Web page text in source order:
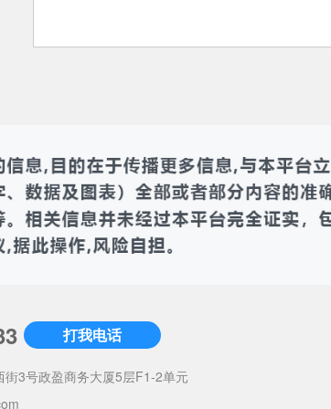
打我电话
3号政盈商务大厦5层F1-2单元